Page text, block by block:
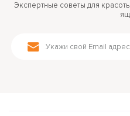
Экспертные советы для